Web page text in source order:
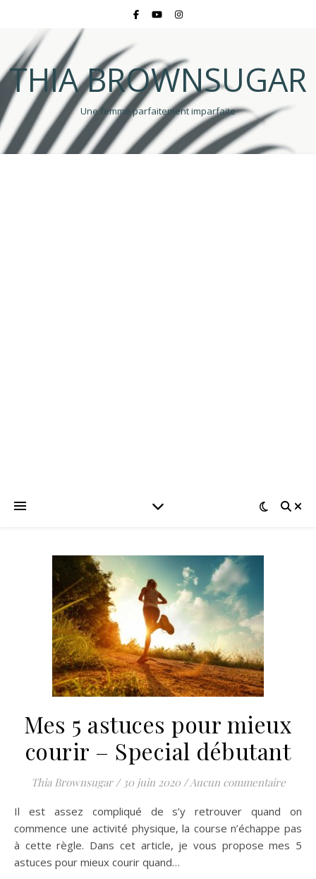
THIA BROWNSUGAR
Une femme parfaitement imparfaite
Mes 5 astuces pour mieux
courir – Special débutant
Thia Brownsugar / 30 juin 2020 /Aucun commentaire
Il est assez compliqué de s’y retrouver quand on
commence une activité physique, la course n’échappe pas
à cette règle. Dans cet article, je vous propose mes 5
astuces pour mieux courir quand…